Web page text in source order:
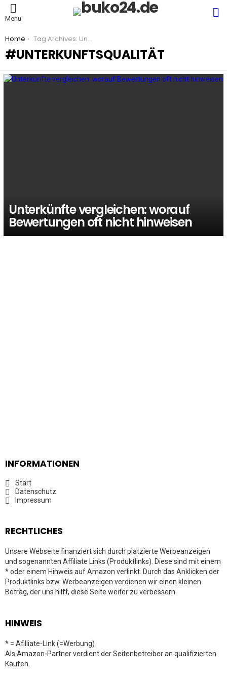
Menu
You are here:
Home Tag Archives: Unterkunftsqualität
UNTERKUNFTSQUALITÄT
Unterkünfte vergleichen: worauf
Bewertungen oft nicht hinweisen
INFORMATIONEN
Start
Datenschutz
Impressum
RECHTLICHES
Unsere Webseite finanziert sich durch platzierte Werbeanzeigen
und sogenannten Affiliate Links (Produktlinks). Diese sind mit einem
* oder einem Hinweis auf Amazon verlinkt. Durch das Anklicken der
Produktlinks bzw. Werbeanzeigen verdienen wir einen kleinen
Betrag, der uns hilft, diese Seite weiter zu verbessern.
HINWEIS
* = Afilliate-Link (=Werbung)
Als Amazon-Partner verdient der Seitenbetreiber an qualifizierten
Käufen.